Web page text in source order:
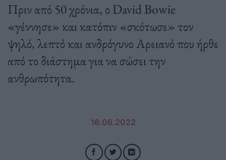
Πριν από 50 χρόνια, ο David Bowie
«γέννησε» και κατόπιν «σκότωσε» τον
ψηλό, λεπτό και ανδρόγυνο Αρειανό που ήρθε
από το διάστημα για να σώσει την
ανθρωπότητα.
16.06.2022